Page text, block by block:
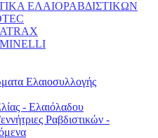
ΕΛΑΙΟΡΑΒΔΙΣΤΙΚΩΝ
ATRAX
MINELLI
Ελαιοσυλλογής
- Ελαιόλαδου
Ραβδιστικών -